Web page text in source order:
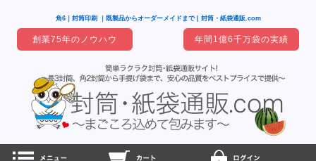
角6｜封筒印刷 ｜既製品からオーダーメイドまで | 封筒・紙袋通販.com
創業75年のノウハウ 年間1億6千万袋の実績